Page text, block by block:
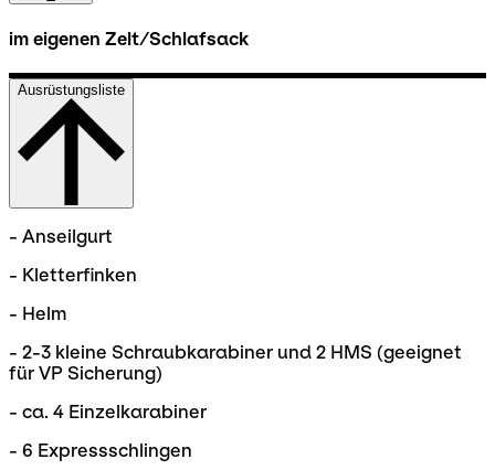
im eigenen Zelt/Schlafsack
Ausrüstungsliste
- Anseilgurt
- Kletterfinken
- Helm
- 2-3 kleine Schraubkarabiner und 2 HMS (geeignet
für VP Sicherung)
- ca. 4 Einzelkarabiner
- 6 Expressschlingen